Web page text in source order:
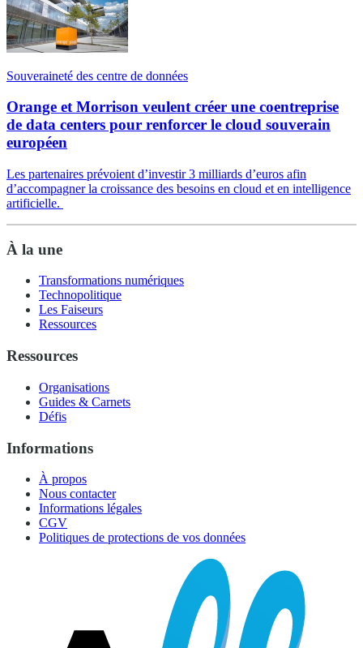
Souveraineté des centre de données
Orange et Morrison veulent créer une coentreprise
de data centers pour renforcer le cloud souverain
européen
Les partenaires prévoient d’investir 3 milliards d’euros afin
d’accompagner la croissance des besoins en cloud et en intelligence
artificielle.
À la une
Transformations numériques
Technopolitique
Les Faiseurs
Ressources
Ressources
Organisations
Guides & Carnets
Défis
Informations
À propos
Nous contacter
Informations légales
CGV
Politiques de protections de vos données